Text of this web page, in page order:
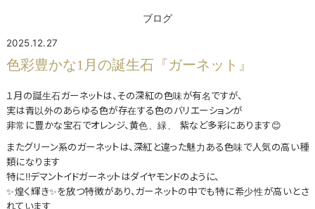
ブログ
2025.12.27
色彩豊かな1月の誕生石『ガーネット』
１月の誕生石ガーネットは、その深紅の色味が有名ですが、
実は青以外のあらゆる色が存在する色のバリエーションが
非常に豊かな宝石でオレンジ、黄色、緑、 紫など多彩にあります😊
またグリーン系のガーネットは、深紅と違った魅力ある色味で人気の高い種
類になります
特に‼️デマントイドガーネットはダイヤモンドのように、
✨煌く輝き✨を放つ特徴があり、ガーネットの中でも特に希少性が高いとさ
れています